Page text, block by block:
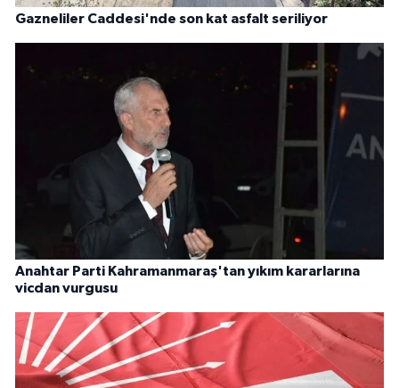
Gazneliler Caddesi'nde son kat asfalt seriliyor
Anahtar Parti Kahramanmaraş'tan yıkım kararlarına
vicdan vurgusu